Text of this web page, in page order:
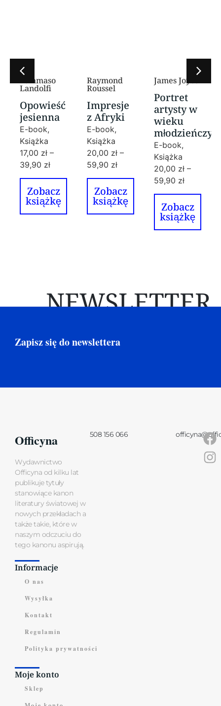
Tommaso
Landolfi
Opowieść
jesienna
E-book,
Książka
17,00 zł –
39,90 zł
Zobacz
książkę
Raymond
Roussel
Impresje
z Afryki
E-book,
Książka
20,00 zł –
59,90 zł
Zobacz
książkę
James Joyce
Portret
artysty w
wieku
E-book,
Książka
20,00 zł –
59,90 zł
Zobacz
książkę
NEWSLETTER
Zapisz się do newslettera
Officyna
Wydawnictwo
Officyna od kilku lat
publikuje tytuły
stanowiące kanon
literatury światowej w
nowych przekładach a
także takie, które w
naszym odczuciu do
tego kanonu aspirują.
508 156 066
Informacje
O nas
Wysyłka
Kontakt
Regulamin
Polityka prywatności
Moje konto
Sklep